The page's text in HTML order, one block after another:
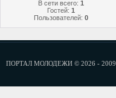
В сети всего: 1
Гостей: 1
Пользователей: 0
ПОРТАЛ МОЛОДЕЖИ © 2026 - 2009